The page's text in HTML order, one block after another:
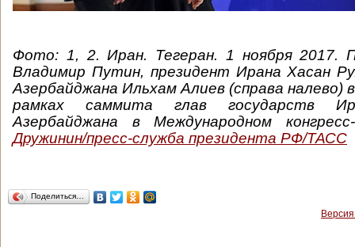
Фото: 1, 2. Иран. Тегеран. 1 ноября 2017.
Владимир Путин, президент Ирана Хасан
Азербайджана Ильхам Алиев (справа налево)
рамках саммита глав государств
Азербайджана в Международном
Дружинин/пресс-служба президента РФ/ТАСС
Поделиться…